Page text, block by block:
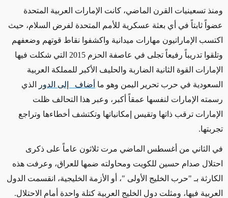
ومنذ تسعينيات القرن الماضي، كانت الإمارات العربية المتحدة
عضواً ثابتاً في أي بعثة عسكرية للأمم المتحدة لفرض السلام، حيث
اكتسب الإماراتيون مهارات ميدانية واكشفوا نقاط قوتهم وضعفهم
وتلقوا تدريباً رفيعاً تجلى في عاصفة الحزم 2015 التي شكلت فيها
الإمارات القوة الثانية الضاربة والحليف الأكبر للمملكة العربية
السعودية في حرب تحرير اليمن وهو ما أضاف إلى الدور
الذي
رسمته الإمارات لنفسها عمقاً أكبر، وعبر هذا التحالف ظلت
الإمارات ترقب ذاتها وتقيس إمكانياتها وتكتشف أخطاءها وتراجع
تجربتها.
في الثاني من أغسطس الماضي مرت ثلاثون عاماً على ذكرى
احتلال صدام حسين للكويت ومحاولته ضمها للعراق، وعرفت هذه
الكارثة بـ "حرب الخليج الأولى "، أو الأزمة الخليجية، انقسمت الدول
العربية فيها، ومثلت دول الخليج العربية كتلة واحدة أمام الاحتلال.